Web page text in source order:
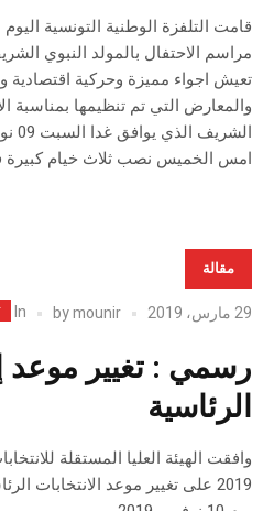
مراسم الاحتفال بالمولد النبوي
تعيش اجواء مميزة وحركية اقتصادية
والمعارض التي تم تنظيمها بمناسبة
امس الخميس نصب ثلاث خيام كبيرة
مقالة
29 مارس، 2019 bymounir
In
رسمي : تغيير موعد
الرئاسية
2019 على تغيير موعد الانتخابات